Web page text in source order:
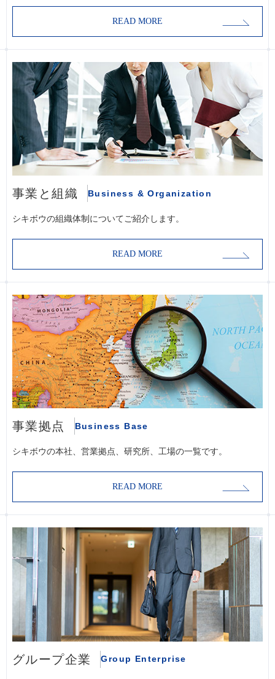
READ MORE
事業と組織 Business & Organization
シキボウの組織体制についてご紹介します。
READ MORE
事業拠点 Business Base
シキボウの本社、営業拠点、研究所、工場の一覧です。
READ MORE
グループ企業 Group Enterprise